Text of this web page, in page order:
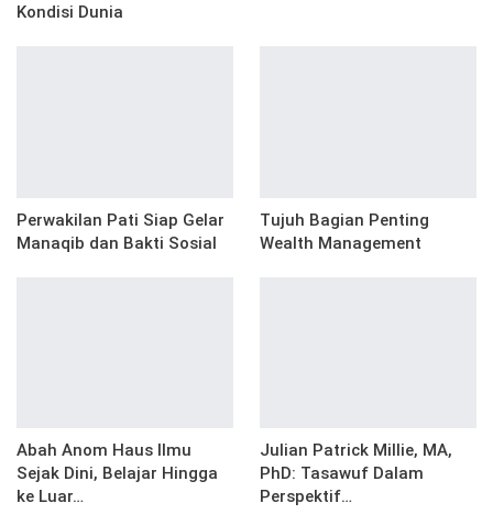
Kondisi Dunia
Perwakilan Pati Siap Gelar
Manaqib dan Bakti Sosial
Tujuh Bagian Penting
Wealth Management
Abah Anom Haus Ilmu
Sejak Dini, Belajar Hingga
ke Luar…
Julian Patrick Millie, MA,
PhD: Tasawuf Dalam
Perspektif…